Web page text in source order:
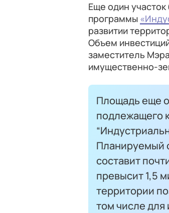
Еще один
программы
развитии
Объем
заместитель
имущественно-
Площадь еще
подлежащего
Планируемый
составит
превысит 1,5
территории
том числе